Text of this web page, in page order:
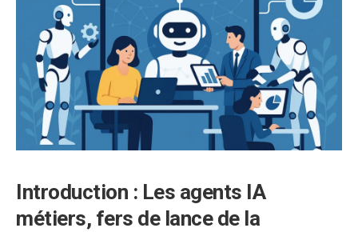
Introduction : Les agents IA
métiers, fers de lance de la